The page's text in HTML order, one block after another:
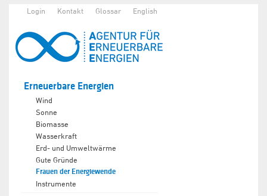
Login Kontakt Glossar English
Erneuerbare Energien
Wind
Sonne
Biomasse
Wasserkraft
Erd- und Umweltwärme
Gute Gründe
Frauen der Energiewende
Instrumente